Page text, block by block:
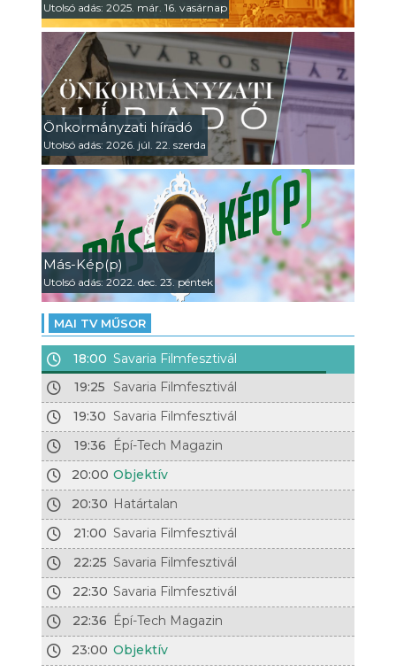
Utolsó adás: 2025. már. 16. vasárnap
Önkormányzati híradó
Utolsó adás: 2026. júl. 22. szerda
Más-Kép(p)
Utolsó adás: 2022. dec. 23. péntek
MAI TV MŰSOR
18:00 Savaria Filmfesztivál
19:25
Savaria Filmfesztivál
19:30 Savaria Filmfesztivál
19:36
Épí-Tech Magazin
20:00 Objektív
20:30 Határtalan
21:00 Savaria Filmfesztivál
22:25 Savaria Filmfesztivál
22:30 Savaria Filmfesztivál
22:36 Épí-Tech Magazin
23:00 Objektív